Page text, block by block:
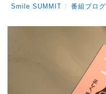
Smile SUMMIT 〉番組ブログ